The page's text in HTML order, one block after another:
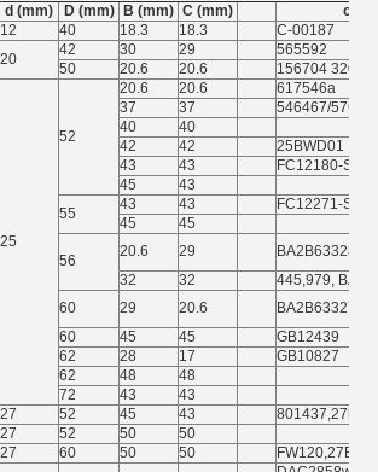
d (mm) D (mm) B (mm) C (mm)
12 40 18.3 18.3
C-00187
20
42 30 29
565592
50 20.6 20.6
156704
25
52
20.6 20.6
617546a
37 37
546467/576,
40
40
42 42
25BWD01
43 43
FC12180-S02
45
43
55
43 43
FC12271-S03,
45
45
56
20.6 29
BA2B633280
32 32
445,979,
60 29 20.6
BA2B633272
60 45 45
GB12439
62 28 17
GB10827
62 48
48
72 43
43
27 52 45 43
27 52 50
50
27 60 50 50